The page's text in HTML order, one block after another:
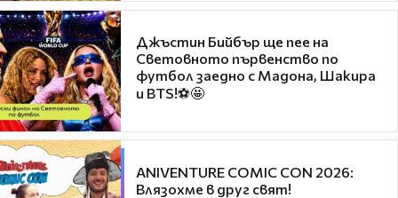
Джъстин Бийбър ще пее на
Световното първенство по
футбол заедно с Мадона, Шакира
и BTS!⚽🤩
ANIVENTURE COMIC CON 2026:
Влязохме в друг свят!